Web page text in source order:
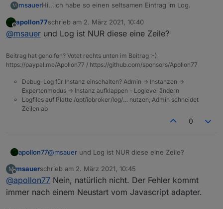
M msauerHi...ich habe so einen seltsamen Eintrag im Log.
der Spiegelung Einstellung. Das Script ist das, was ich
mit RULES erstellt habe.
apollon77schrieb am 2. März 2021, 10:40
zuletzt editiert von
@msauer und Log ist NUR diese eine Zeile?
Beitrag hat geholfen? Votet rechts unten im Beitrag :-)
https://paypal.me/Apollon77 / https://github.com/sponsors/Apollon77
Debug-Log für Instanz einschalten? Admin -> Instanzen ->
Expertenmodus -> Instanz aufklappen - Loglevel ändern
Logfiles auf Platte /opt/iobroker/log/… nutzen, Admin schneidet
Zeilen ab
0
apollon77@msauer und Log ist NUR diese eine Zeile?
M
Offline
msauerschrieb am 2. März 2021, 10:45
zuletzt editiert von
@apollon77 Nein, natürlich nicht. Der Fehler kommt
immer nach einem Neustart vom Javascript adapter.